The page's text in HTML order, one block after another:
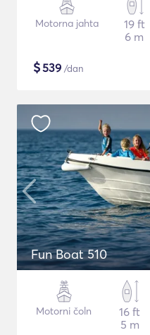
Motorna jahta
19 ft
6 m
$539 /dan
Fun Boat 510
Motorni čoln
16 ft
5 m